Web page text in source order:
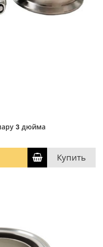
3 дюйма
Купить